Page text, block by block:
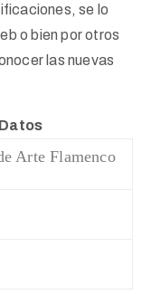
se lo
o bien por otros
las nuevas
Arte Flamenco